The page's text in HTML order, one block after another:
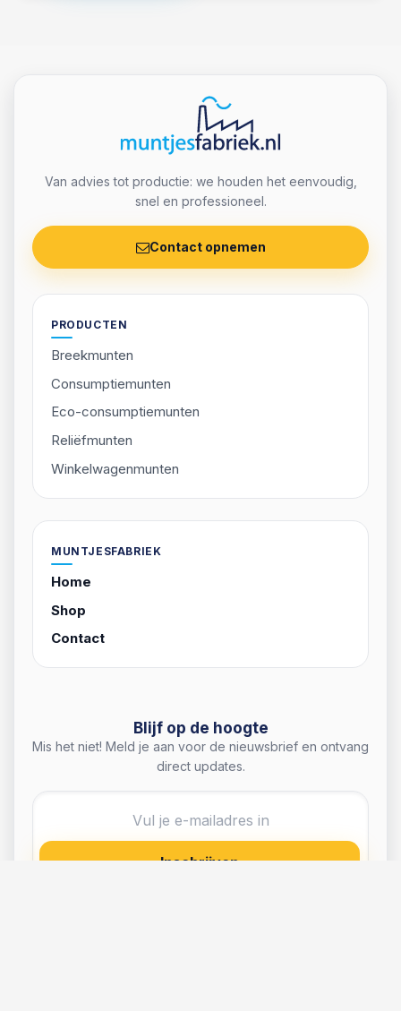
regelen?
Geef oplage, ontwerp en timing door, dan sturen
we snel een passend voorstel. Direct antwoord,
zonder gedoe.
Direct contact Bekijk ons aanbod
Van advies tot productie: we houden het eenvoudig,
PRODUCTEN
Breekmunten
Eco-consumptiemunten
Reliëfmunten